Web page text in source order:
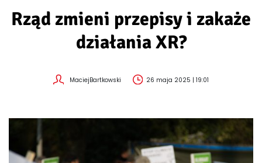
Rząd zmieni przepisy i zakaże
działania XR?
MaciejBartkowski 26 maja 2025 | 19:01